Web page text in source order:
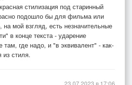
чарующей красе
принесут несчастье
эквивалент цене
стилизация под старинный
подошло бы для фильма или
на мой взгляд, есть незначительные
в конце текста - ударение
там, где надо, и "в эквивалент" - как-
из стиля.
23.07.2023 в 17:06